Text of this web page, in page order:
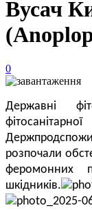
Вусач
0
Державні
розпочали
феромонних
шкідників.